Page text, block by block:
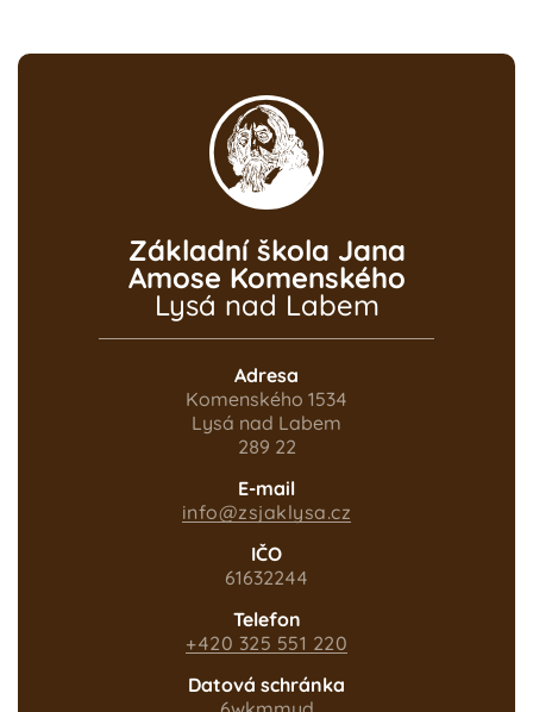
Konzultace s
pedagogy
Základní škola Jana
Amose Komenského
Lysá nad Labem
Adresa
Komenského 1534
Lysá nad Labem
289 22
E-mail
info@zsjaklysa.cz
IČO
61632244
Telefon
+420 325 551 220
Datová schránka